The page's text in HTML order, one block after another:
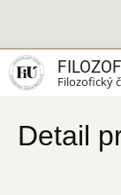
hlavný
obsah
Filozofický
Detail